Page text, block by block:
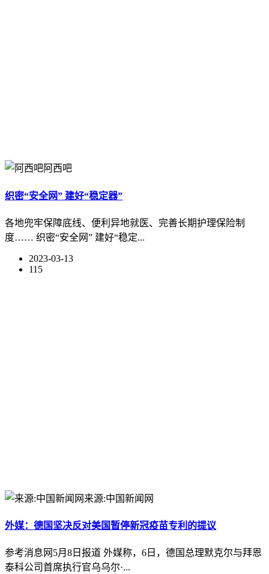
阿西吧
织密“安全网” 建好“稳定器”
各地兜牢保障底线、便利异地就医、完善长期护理保险制
度…… 织密“安全网” 建好“稳定...
2023-03-13
115
来源:中国新闻网
外媒：德国坚决反对美国暂停新冠疫苗专利的提议
参考消息网5月8日报道 外媒称，6日，德国总理默克尔与拜恩
泰科公司首席执行官乌乌尔·...